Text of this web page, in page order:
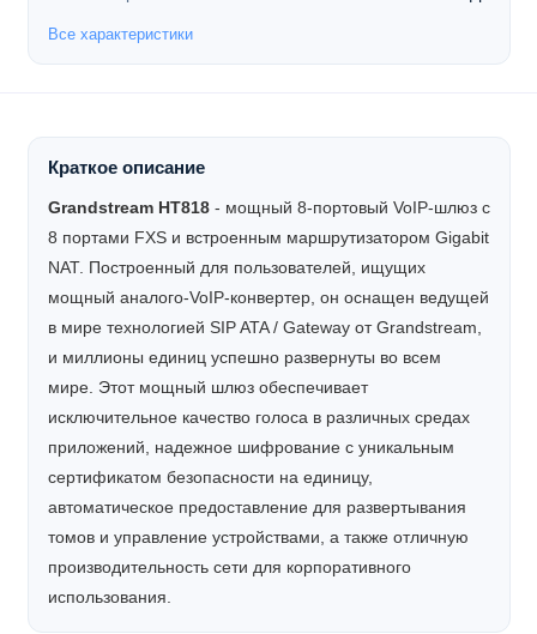
Все характеристики
Краткое описание
Grandstream HT818- мощный 8-портовый VoIP-шлюз с
8 портами FXS и встроенным маршрутизатором Gigabit
NAT. Построенный для пользователей, ищущих
мощный аналого-VoIP-конвертер, он оснащен ведущей
в мире технологией SIP ATA / Gateway от Grandstream,
и миллионы единиц успешно развернуты во всем
мире. Этот мощный шлюз обеспечивает
исключительное качество голоса в различных средах
приложений, надежное шифрование с уникальным
сертификатом безопасности на единицу,
автоматическое предоставление для развертывания
томов и управление устройствами, а также отличную
производительность сети для корпоративного
использования.